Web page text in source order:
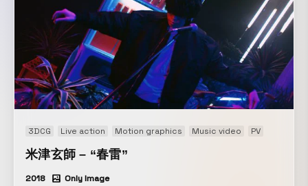
3DCG Live action Motion graphics Music video PV
米津玄師 – “春雷”
2018 Only Image